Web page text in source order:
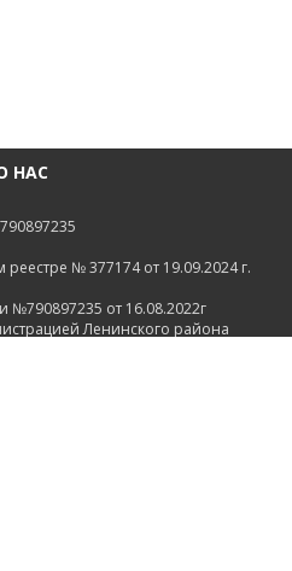
НАС
№ 377174 от 19.09.2024 г.
№790897235 от 16.08.2022г
Ленинского района